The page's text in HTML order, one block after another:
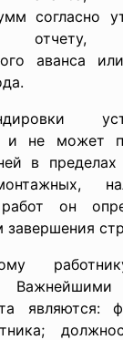
согласно
отчету,
аванса
и не может
в
он
Важнейшими
являются: